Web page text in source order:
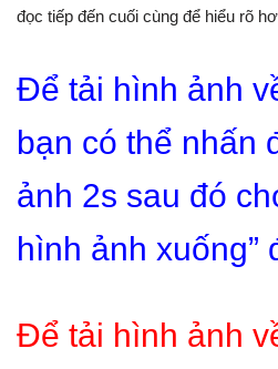
đọc tiếp đến cuối cùng để hiểu rõ
Để tải hình ảnh
bạn có thể nhấn
ảnh 2s sau đó
hình ảnh xuống”
Để tải hình ảnh